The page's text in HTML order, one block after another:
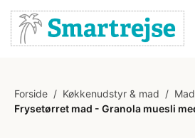
Forside / Køkkenudstyr & mad / Mad
Frysetørret mad - Granola muesli